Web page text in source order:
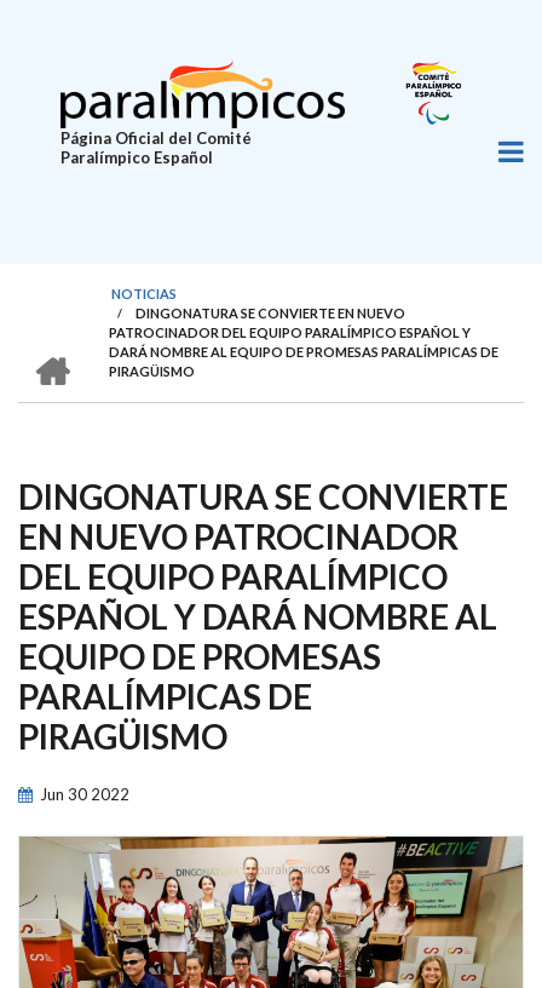
principal
Página Oficial del Comité
Paralímpico Español
SOBRESCRIBIR
ENLACES
DE
A
LA
NAVEGACIÓN
NOTICIAS
/
DINGONATURA SE CONVIERTE EN NUEVO
PATROCINADOR DEL EQUIPO PARALÍMPICO ESPAÑOL Y
DARÁ NOMBRE AL EQUIPO DE PROMESAS PARALÍMPICAS DE
PIRAGÜISMO
DINGONATURA SE CONVIERTE
EN NUEVO PATROCINADOR
DEL EQUIPO PARALÍMPICO
ESPAÑOL Y DARÁ NOMBRE AL
EQUIPO DE PROMESAS
PARALÍMPICAS DE
PIRAGÜISMO
Jun 30 2022